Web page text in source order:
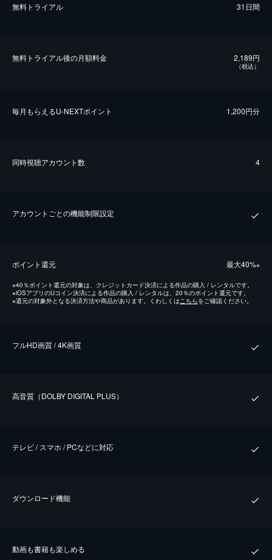
無料トライアル 31日間
無料トライアル後の⽉額料金 2,189円
（税込）
毎⽉もらえるU-NEXTポイント 1,200円分
同時視聴アカウント数 4
アカウントごとの機能制限設定
ポイント還元 最⼤40%※
※40％ポイント還元の対象は、クレジットカード決済による作品の購入 / レンタルです。
※iOSアプリのUコイン決済による作品の購入 / レンタルは、20％のポイント還元です。
※還元の対象外となる決済方法や商品があります。くわしくはこちらをご確認ください。
フルHD画質 / 4K画質
⾼⾳質（DOLBY DIGITAL PLUS）
テレビ / スマホ / PCなどに対応
ダウンロード機能
動画も書籍も楽しめる